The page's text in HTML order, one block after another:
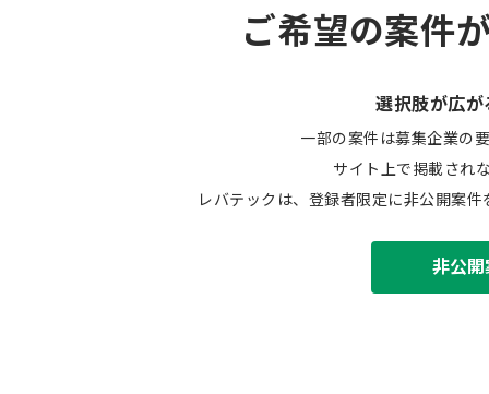
ご希望の案件
選択肢が広が
一部の案件は募集企業の
サイト上で掲載され
レバテックは、登録者限定に非公開案
非公